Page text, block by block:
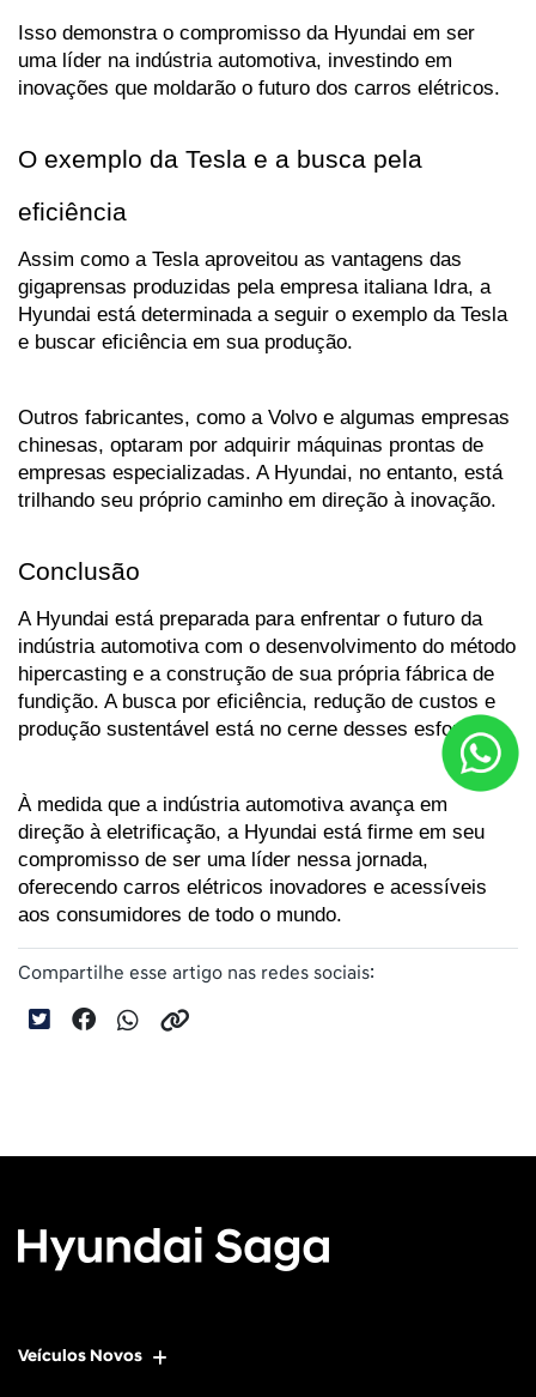
Isso demonstra o compromisso da Hyundai em ser
uma líder na indústria automotiva, investindo em
inovações que moldarão o futuro dos carros elétricos.
O exemplo da Tesla e a busca pela
eficiência
Assim como a Tesla aproveitou as vantagens das
gigaprensas produzidas pela empresa italiana Idra, a
Hyundai está determinada a seguir o exemplo da Tesla
e buscar eficiência em sua produção.
Outros fabricantes, como a Volvo e algumas empresas
chinesas, optaram por adquirir máquinas prontas de
empresas especializadas. A Hyundai, no entanto, está
trilhando seu próprio caminho em direção à inovação.
Conclusão
A Hyundai está preparada para enfrentar o futuro da
indústria automotiva com o desenvolvimento do método
hipercasting e a construção de sua própria fábrica de
fundição. A busca por eficiência, redução de custos e
produção sustentável está no cerne desses esforços.
À medida que a indústria automotiva avança em
direção à eletrificação, a Hyundai está firme em seu
compromisso de ser uma líder nessa jornada,
oferecendo carros elétricos inovadores e acessíveis
aos consumidores de todo o mundo.
Compartilhe esse artigo nas redes sociais:
Veículos Novos